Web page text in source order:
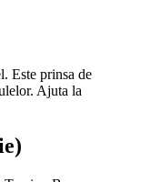
Este prinsa de
Ajuta la